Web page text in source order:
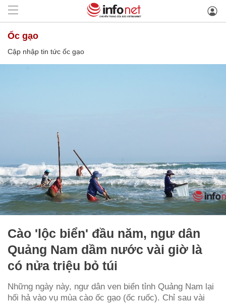
ốc gạo
Cập nhập tin tức ốc gạo
Cào 'lộc biển' đầu năm, ngư dân
Quảng Nam dầm nước vài giờ là
có nửa triệu bỏ túi
Những ngày này, ngư dân ven biển tỉnh Quảng Nam lại
hối hả vào vụ mùa cào ốc gạo (ốc ruốc). Chỉ sau vài